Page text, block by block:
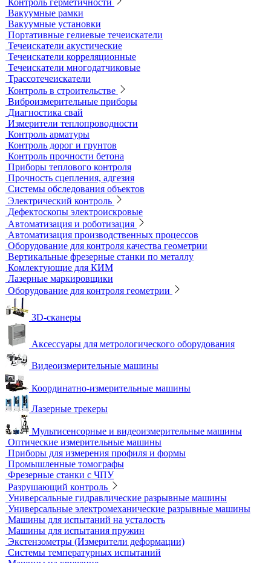
Образцы для толщинометрии
Трибометры
Контроль чистоты поверхности
Оборудование для физических испытаний покрытий
Датчики к толщиномерам покрытий
Абразиометры
Блескомеры, колориметры
Контроль герметичности
Вакуумные рамки
Вакуумные установки
Портативные гелиевые течеискатели
Течеискатели акустические
Течеискатели корреляционные
Течеискатели многодатчиковые
Трассотечеискатели
Контроль в строительстве
Виброизмерительные приборы
Диагностика свай
Измерители теплопроводности
Контроль арматуры
Контроль дорог и грунтов
Контроль прочности бетона
Приборы теплового контроля
Прочность сцепления, адгезия
Системы обследования объектов
Электрический контроль
Дефектоскопы электроискровые
Автоматизация и роботизация
Автоматизация производственных процессов
Оборудование для контроля качества геометрии
Вертикальные фрезерные станки по металлу
Комлектующие для КИМ
Лазерные маркировщики
Оборудование для контроля геометрии
3D-сканеры
Аксессуары для метрологического оборудования
Видеоизмерительные машины
Координатно-измерительные машины
Лазерные трекеры